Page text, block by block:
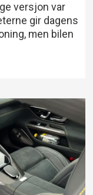
versjon var
gir dagens
men bilen